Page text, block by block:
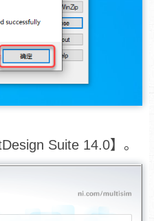
Suite 14.0】。